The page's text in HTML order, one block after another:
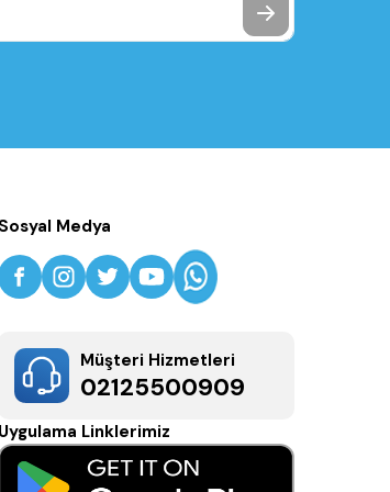
Sosyal Medya
Müşteri Hizmetleri
02125500909
Uygulama Linklerimiz